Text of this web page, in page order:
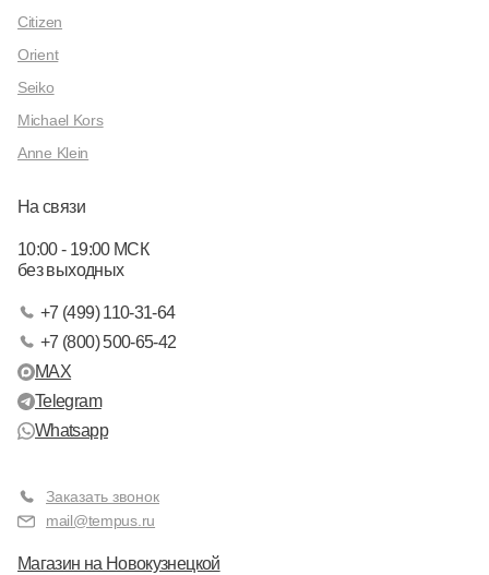
Citizen
Orient
Seiko
Michael Kors
Anne Klein
На связи
10:00 - 19:00 МСК
без выходных
+7 (499) 110-31-64
+7 (800) 500-65-42
MAX
Telegram
Whatsapp
Заказать звонок
mail@tempus.ru
Магазин на Новокузнецкой